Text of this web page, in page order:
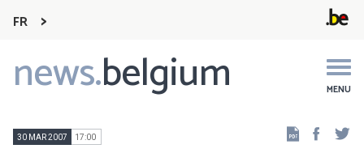
FR
news.belgium MENU
Main
navigation
30 MAR 2007 17:00